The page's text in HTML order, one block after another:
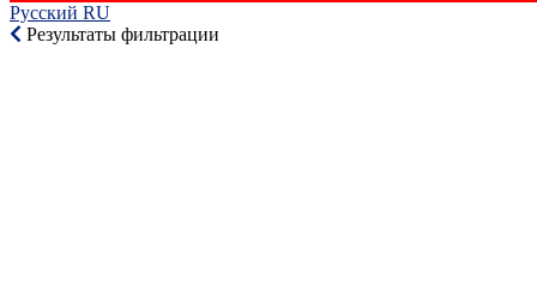
Русский RU‎
Результаты фильтрации